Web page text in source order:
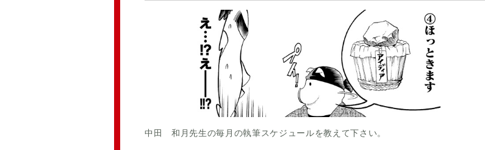
中田 和月先生の毎月の執筆スケジュールを教えて下さい。